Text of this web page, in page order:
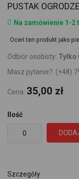
PUSTAK
Na zamówienie 1-2
Oceń ten produkt jako
Odbiór osobisty: Tylko
Masz pytanie?: (+48)
Cena: 35,00 zł
Ilość
Szczegóły